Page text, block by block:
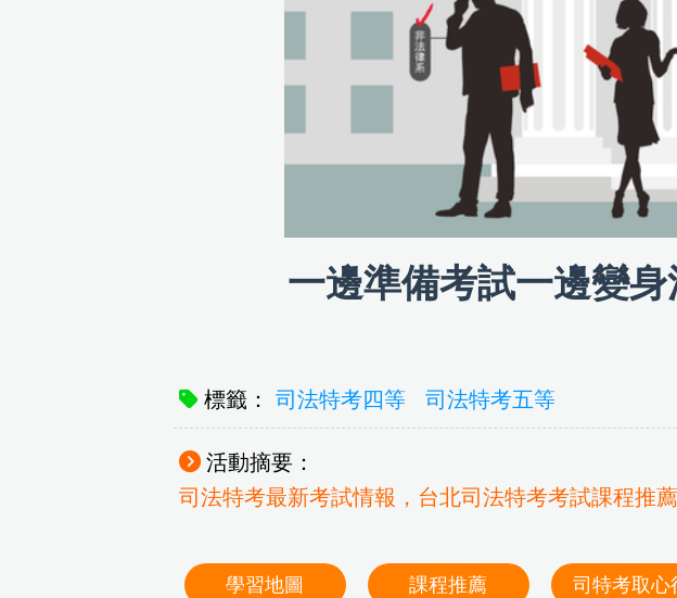
一邊準備考試一邊變
標籤： 司法特考四等 司法特考五等
活動摘要：
司法特考最新考試情報，台北司法特考考試課程推
學習地圖 課程推薦 司特考取心